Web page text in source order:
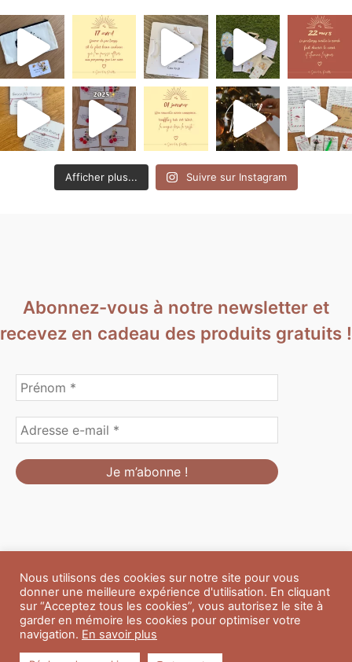
Afficher plus... Suivre sur Instagram
Abonnez-vous à notre newsletter et
recevez en cadeau des produits gratuits !
Formulaire de personnalisation Contact
Boutique
Blog
CGV
Mentions Légales
Politique de confidentialité
A propos
Copyright © 2026 Du Soleil et des Paillettes
Nous utilisons des cookies sur notre site pour vous
donner une meilleure expérience d'utilisation. En cliquant
sur “Acceptez tous les cookies”, vous autorisez le site à
garder en mémoire les cookies pour optimiser votre
navigation. En savoir plus